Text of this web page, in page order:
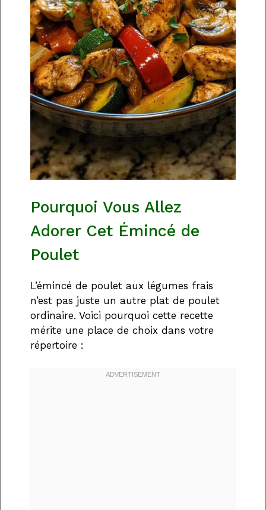
Pourquoi Vous Allez
Adorer Cet Émincé de
Poulet
L’émincé de poulet aux légumes frais
n’est pas juste un autre plat de poulet
ordinaire. Voici pourquoi cette recette
mérite une place de choix dans votre
répertoire :